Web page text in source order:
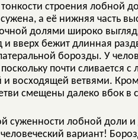
строения лобной
а её нижняя часть
долями широко
вверх бежит длинная
борозды. У
почти сливается с
восходящей ветвями.
смещены далеко вбок
суженности лобной доли
вариант!